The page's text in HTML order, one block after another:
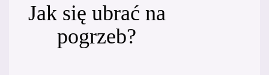
Jak się ubrać na
pogrzeb?